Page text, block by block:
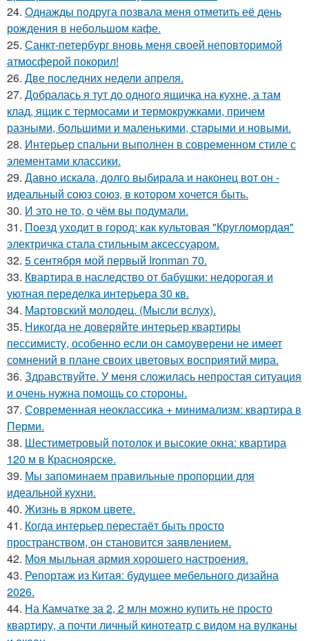
24. Однажды подруга позвала меня отметить её день
рождения в небольшом кафе.
25. Санкт-петербург вновь меня своей неповторимой
атмосферой покорил!
26. Две последних недели апреля.
27. Добралась я тут до одного ящичка на кухне, а там
клад, ящик с термосами и термокружками, причем
разными, большими и маленькими, старыми и новыми.
28. Интерьер спальни выполнен в современном стиле с
элементами классики.
29. Давно искала, долго выбирала и наконец вот он -
идеальный союз союз, в котором хочется быть.
30. И это не то, о чём вы подумали.
31. Поезд уходит в город: как культовая "Кругломордая"
электричка стала стильным аксессуаром.
32. 5 сентября мой первый Ironman 70.
33. Квартира в наследство от бабушки: недорогая и
уютная переделка интерьера 30 кв.
34. Мартовский молодец. (Мысли вслух).
35. Никогда не доверяйте интерьер квартиры
пессимисту, особенно если он самоуверени не имеет
сомнений в плане своих цветовых восприятий мира.
36. Здравствуйте. У меня сложилась непростая ситуация
и очень нужна помощь со стороны.
37. Современная неоклассика + минимализм: квартира в
Перми.
38. Шестиметровый потолок и высокие окна: квартира
120 м в Красноярске.
39. Мы запоминаем правильные пропорции для
идеальной кухни.
40. Жизнь в ярком цвете.
41. Когда интерьер перестаёт быть просто
пространством, он становится заявлением.
42. Моя мыльная армия хорошего настроения.
43. Репортаж из Китая: будущее мебельного дизайна
2026.
44. На Камчатке за 2, 2 млн можно купить не просто
квартиру, а почти личный кинотеатр с видом на вулканы